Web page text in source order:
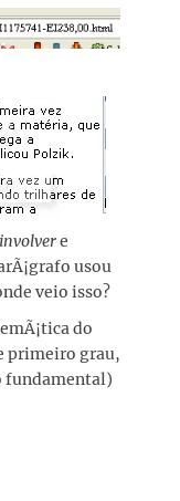
involvere
usou
veio isso?
do
primeiro grau,
fundamental)